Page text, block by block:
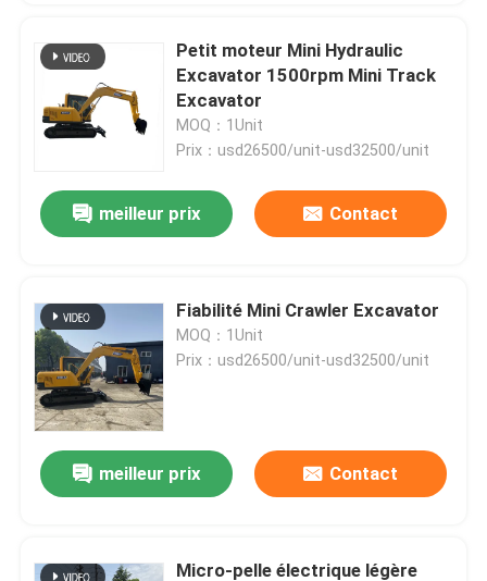
Produits
À propos de nous
Visite de l'usine
Petit moteur Mini Hydraulic
Excavator 1500rpm Mini Track
Excavator
MOQ：1Unit
Prix：usd26500/unit-usd32500/unit
meilleur prix Contact
Fiabilité Mini Crawler Excavator
MOQ：1Unit
Prix：usd26500/unit-usd32500/unit
meilleur prix Contact
Micro-pelle électrique légère